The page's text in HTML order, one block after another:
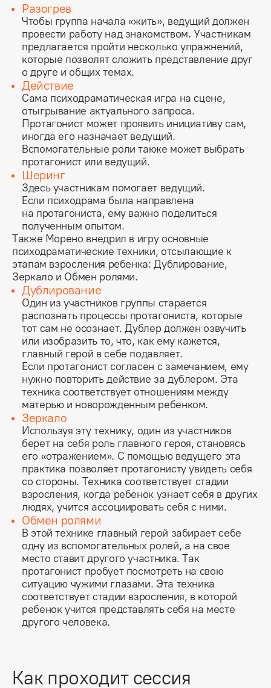
Разогрев
Чтобы группа начала «жить», ведущий должен
провести работу над знакомством. Участникам
предлагается пройти несколько упражнений,
которые позволят сложить представление друг
о друге и общих темах.
Действие
Сама психодраматическая игра на сцене,
отыгрывание актуального запроса.
Протагонист может проявить инициативу сам,
иногда его назначает ведущий.
Вспомогательные роли также может выбрать
протагонист или ведущий.
Шеринг
Здесь участникам помогает ведущий.
Если психодрама была направлена
на протагониста, ему важно поделиться
полученным опытом.
Также Морено внедрил в игру основные
психодраматические техники, отсылающие к
этапам взросления ребенка: Дублирование,
Зеркало и Обмен ролями.
Дублирование
Один из участников группы старается
распознать процессы протагониста, которые
тот сам не осознает. Дублер должен озвучить
или изобразить то, что, как ему кажется,
главный герой в себе подавляет.
Если протагонист согласен с замечанием, ему
нужно повторить действие за дублером. Эта
техника соответствует отношениям между
матерью и новорожденным ребенком.
Зеркало
Используя эту технику, один из участников
берет на себя роль главного героя, становясь
его «отражением». С помощью ведущего эта
практика позволяет протагонисту увидеть себя
со стороны. Техника соответствует стадии
взросления, когда ребенок узнает себя в других
людях, учится ассоциировать себя с ними.
Обмен ролями
В этой технике главный герой забирает себе
одну из вспомогательных ролей, а на свое
место ставит другого участника. Так
протагонист пробует посмотреть на свою
ситуацию чужими глазами. Эта техника
соответствует стадии взросления, в которой
ребенок учится представлять себя на месте
другого человека.
Как проходит сессия